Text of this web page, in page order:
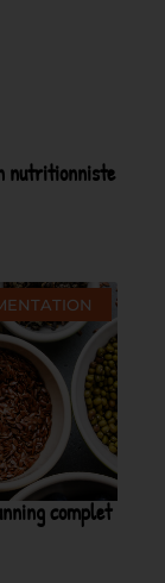
nutritionniste
complet